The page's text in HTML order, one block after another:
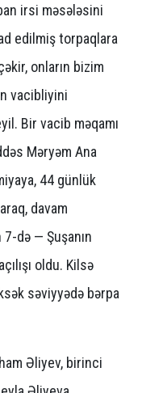
irsi məsələsini
edilmiş torpaqlara
onların bizim
vacibliyini
Bir vacib məqamı
Məryəm Ana
44 günlük
davam
də — Şuşanın
oldu. Kilsə
səviyyədə bərpa
Əliyev, birinci